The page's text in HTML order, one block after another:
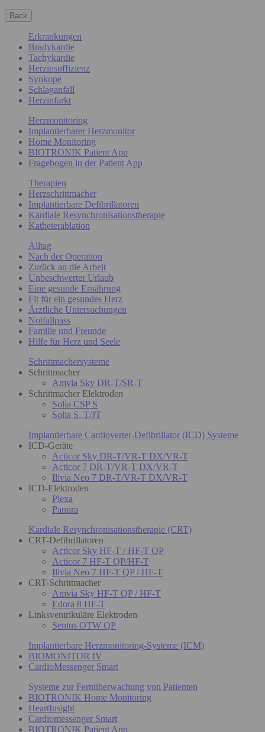
Back
Erkrankungen
Bradykardie
Tachykardie
Herzinsuffizienz
Synkope
Schlaganfall
Herzinfarkt
Herzmonitoring
Implantierbarer Herzmonitor
Home Monitoring
BIOTRONIK Patient App
Fragebogen in der Patient App
Therapien
Herzschrittmacher
Implantierbare Defibrillatoren
Kardiale Resynchronisationstherapie
Katheterablation
Alltag
Nach der Operation
Zurück an die Arbeit
Unbeschwerter Urlaub
Eine gesunde Ernährung
Fit für ein gesundes Herz
Ärztliche Untersuchungen
Notfallpass
Familie und Freunde
Hilfe für Herz und Seele
Schrittmachersysteme
Schrittmacher
Amvia Sky DR-T/SR-T
Schrittmacher Elektroden
Solia CSP S
Solia S, T/JT
Implantierbare Cardioverter-Defibrillator (ICD) Systeme
ICD-Geräte
Acticor Sky DR-T/VR-T DX/VR-T
Acticor 7 DR-T/VR-T DX/VR-T
Ilivia Neo 7 DR-T/VR-T DX/VR-T
ICD-Elektroden
Plexa
Pamira
Kardiale Resynchronisationstherapie (CRT)
CRT-Defibrillatoren
Acticor Sky HF-T / HF-T QP
Acticor 7 HF-T QP/HF-T
Ilivia Neo 7 HF-T QP / HF-T
CRT-Schrittmacher
Amvia Sky HF-T QP / HF-T
Edora 8 HF-T
Linksventrikuläre Elektroden
Sentus OTW QP
Implantierbare Herzmonitoring-Systeme (ICM)
BIOMONITOR IV
CardioMessenger Smart
Systeme zur Fernüberwachung von Patienten
BIOTRONIK Home Monitoring
HeartInsight
Cardiomessenger Smart
BIOTRONIK Patient App